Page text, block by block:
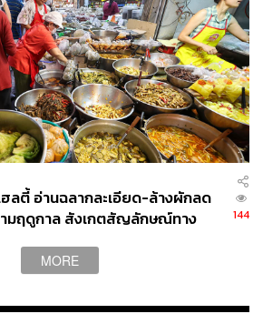
รียกได้ว่ามาที่ตลาดน้อยที่เดียวจบครบ
ป็นขนมหมี่ฟ้าที่เป็นเส้นน้ำตาลสอดไส้
ำจากฟักทอง มันเทศ เผือก ข้าวโพด
ขนมครกสิงคโปร์ ขนมเปี๊ยะ ขนมบ้า
มนูขนมส่วนใหญ่จะเป็นเมนูที่มีถั่ว
อกินตบท้ายหรือซื้อกลับบ้านก็เป็น
โจวซือกงจัดขึ้นบริเวณตลาดน้อย คุณ
วันที่ 26 ตุลาคม 2563
ลตี้ อ่านฉลากละเอียด-ล้างผักลด
ามฤดูกาล สังเกตสัญลักษณ์ทาง
144
MORE